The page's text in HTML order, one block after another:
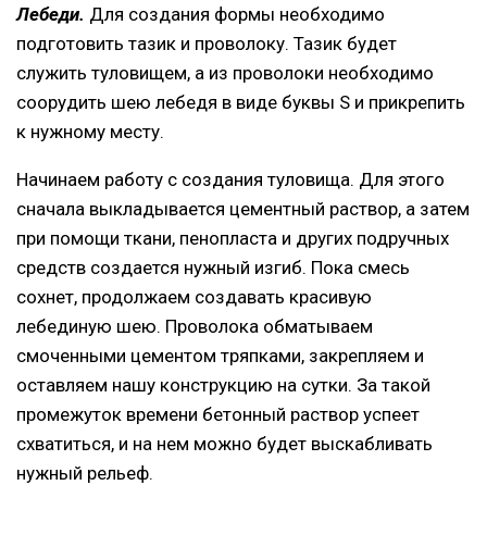
Лебеди. Для создания формы необходимо
подготовить тазик и проволоку. Тазик будет
служить туловищем, а из проволоки необходимо
соорудить шею лебедя в виде буквы S и прикрепить
к нужному месту.
Начинаем работу с создания туловища. Для этого
сначала выкладывается цементный раствор, а затем
при помощи ткани, пенопласта и других подручных
средств создается нужный изгиб. Пока смесь
сохнет, продолжаем создавать красивую
лебединую шею. Проволока обматываем
смоченными цементом тряпками, закрепляем и
оставляем нашу конструкцию на сутки. За такой
промежуток времени бетонный раствор успеет
схватиться, и на нем можно будет выскабливать
нужный рельеф.